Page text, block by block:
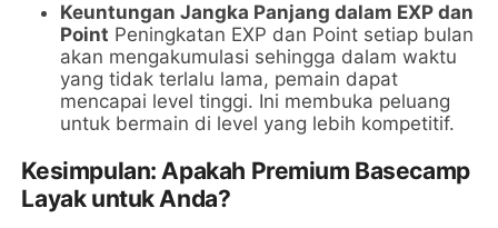
Keuntungan Jangka Panjang dalam EXP dan
Point Peningkatan EXP dan Point setiap bulan
akan mengakumulasi sehingga dalam waktu
yang tidak terlalu lama, pemain dapat
mencapai level tinggi. Ini membuka peluang
untuk bermain di level yang lebih kompetitif.
Kesimpulan: Apakah Premium Basecamp
Layak untuk Anda?